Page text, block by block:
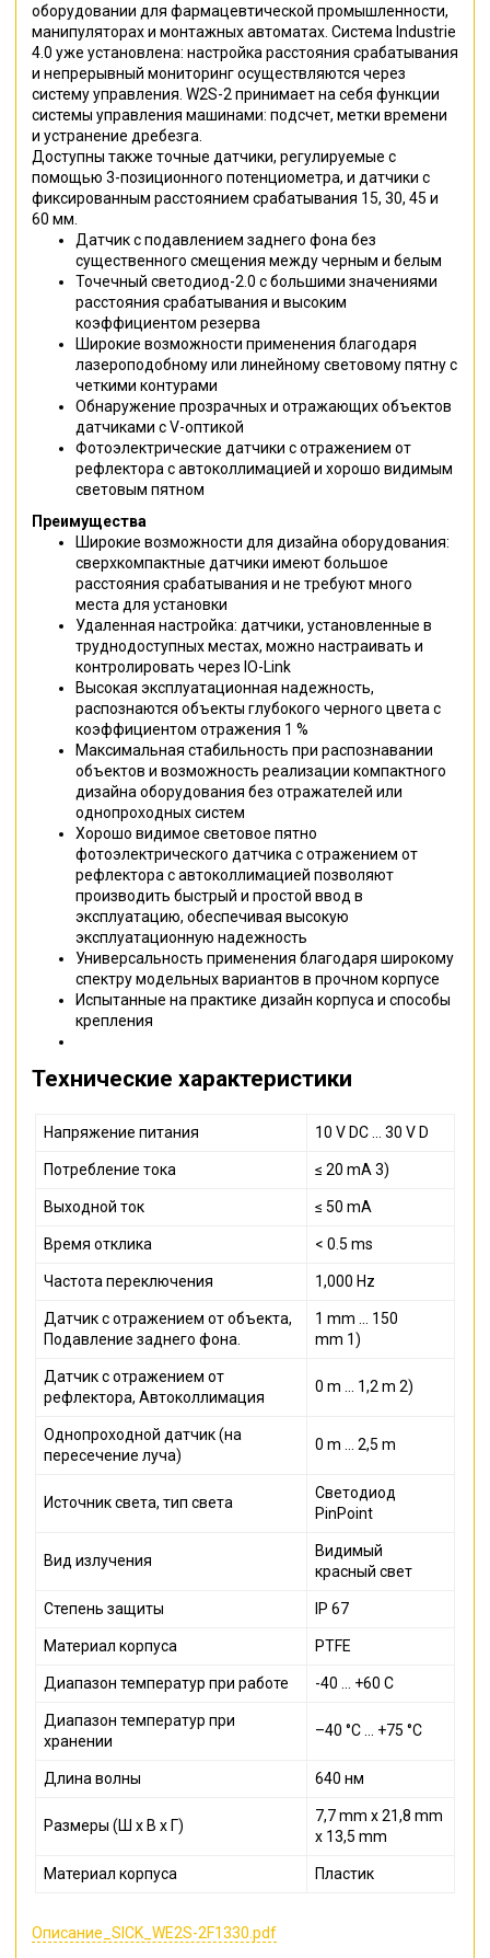
оборудовании для фармацевтической промышленности,
манипуляторах и монтажных автоматах. Система Industrie
4.0 уже установлена: настройка расстояния срабатывания
и непрерывный мониторинг осуществляются через
систему управления. W2S-2 принимает на себя функции
системы управления машинами: подсчет, метки времени
и устранение дребезга.
Доступны также точные датчики, регулируемые с
помощью 3-позиционного потенциометра, и датчики с
фиксированным расстоянием срабатывания 15, 30, 45 и
60 мм.
Датчик с подавлением заднего фона без
существенного смещения между черным и белым
Точечный светодиод-2.0 с большими значениями
расстояния срабатывания и высоким
коэффициентом резерва
Широкие возможности применения благодаря
лазероподобному или линейному световому пятну с
четкими контурами
Обнаружение прозрачных и отражающих объектов
датчиками с V-оптикой
Фотоэлектрические датчики с отражением от
рефлектора с автоколлимацией и хорошо видимым
световым пятном
Преимущества
Широкие возможности для дизайна оборудования:
сверхкомпактные датчики имеют большое
расстояния срабатывания и не требуют много
места для установки
Удаленная настройка: датчики, установленные в
труднодоступных местах, можно настраивать и
контролировать через IO-Link
Высокая эксплуатационная надежность,
распознаются объекты глубокого черного цвета с
коэффициентом отражения 1 %
Максимальная стабильность при распознавании
объектов и возможность реализации компактного
дизайна оборудования без отражателей или
однопроходных систем
Хорошо видимое световое пятно
фотоэлектрического датчика с отражением от
рефлектора с автоколлимацией позволяют
производить быстрый и простой ввод в
эксплуатацию, обеспечивая высокую
эксплуатационную надежность
Универсальность применения благодаря широкому
спектру модельных вариантов в прочном корпусе
Испытанные на практике дизайн корпуса и способы
крепления
Технические характеристики
Напряжение питания 10 V DC ... 30 V D
Потребление тока ≤ 20 mA 3)
Выходной ток ≤ 50 mA
Время отклика < 0.5 ms
Частота переключения 1,000 Hz
Датчик с отражением от объекта,
Подавление заднего фона.
1 mm ... 150
mm 1)
Датчик с отражением от
рефлектора, Автоколлимация
0 m ... 1,2 m 2)
Однопроходной датчик (на
пересечение луча)
0 m ... 2,5 m
Источник света, тип света
Светодиод
PinPoint
Вид излучения
Видимый
красный свет
Степень защиты IP 67
Материал корпуса PTFE
Диапазон температур при работе -40 ... +60 С
Диапазон температур при
хранении
–40 °C ... +75 °C
Длина волны 640 нм
Размеры (Ш x В x Г)
7,7 mm x 21,8 mm
x 13,5 mm
Материал корпуса Пластик
Описание_SICK_WE2S-2F1330.pdf